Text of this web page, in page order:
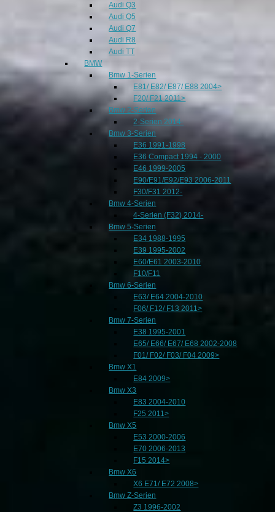
Audi Q3
Audi Q5
Audi Q7
Audi R8
Audi TT
BMW
Bmw 1-Serien
E81/ E82/ E87/ E88 2004>
F20/ F21 2011>
Bmw 2-Serien
2-Serien 2014-
Bmw 3-Serien
E36 1991-1998
E36 Compact 1994 - 2000
E46 1999-2005
E90/E91/E92/E93 2006-2011
F30/F31 2012-
Bmw 4-Serien
4-Serien (F32) 2014-
Bmw 5-Serien
E34 1988-1995
E39 1995-2002
E60/E61 2003-2010
F10/F11
Bmw 6-Serien
E63/ E64 2004-2010
F06/ F12/ F13 2011>
Bmw 7-Serien
E38 1995-2001
E65/ E66/ E67/ E68 2002-2008
F01/ F02/ F03/ F04 2009>
Bmw X1
E84 2009>
Bmw X3
E83 2004-2010
F25 2011>
Bmw X5
E53 2000-2006
E70 2006-2013
F15 2014>
Bmw X6
X6 E71/ E72 2008>
Bmw Z-Serien
Z3 1996-2002